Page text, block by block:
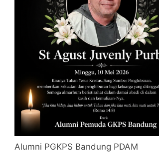
Alumni PGKPS Bandung PDAM